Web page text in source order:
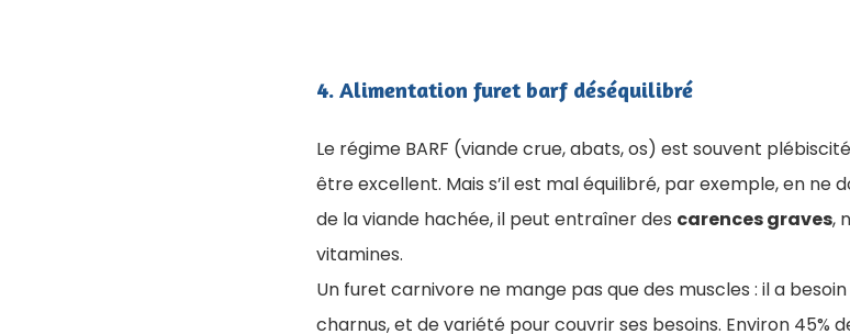
4. ​Alimentation furet barf déséquilibré
Le régime BARF (viande crue, abats, os) est souvent
être excellent. Mais s’il est mal équilibré, par exemple, en ne
de la viande hachée, il peut entraîner des carences graves,
vitamines.
Un furet carnivore ne mange pas que des muscles : il a
charnus, et de variété pour couvrir ses besoins. Environ 45%